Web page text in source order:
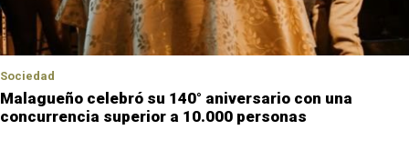
Sociedad
Malagueño celebró su 140° aniversario con una
concurrencia superior a 10.000 personas